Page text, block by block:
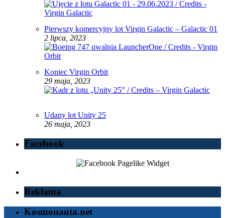
Pierwszy komercyjny lot Virgin Galactic – Galactic 01
2 lipca, 2023
Koniec Virgin Orbit
29 maja, 2023
Udany lot Unity 25
26 maja, 2023
Facebook
Reklama
Kosmonauta.net